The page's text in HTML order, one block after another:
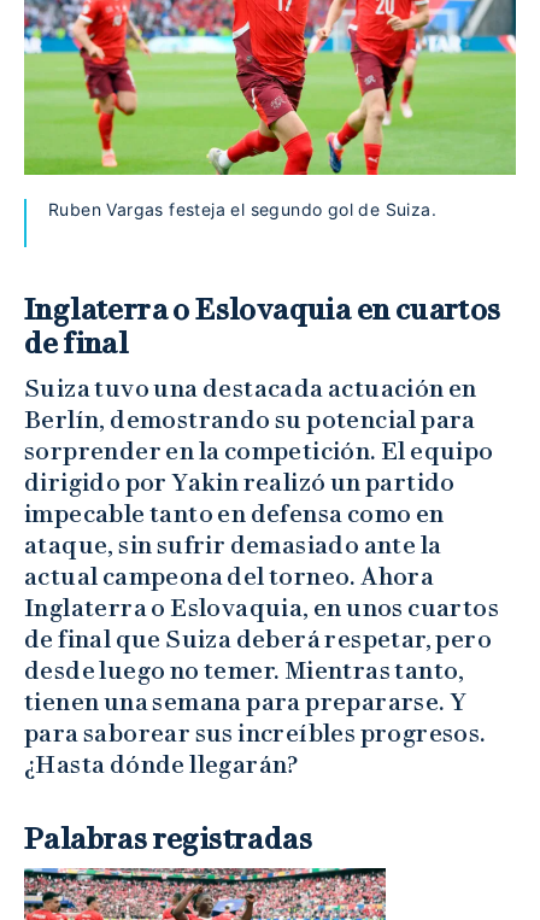
Ruben Vargas festeja el segundo gol de Suiza.
Inglaterra o Eslovaquia en cuartos
de final
Suiza tuvo una destacada actuación en
Berlín, demostrando su potencial para
sorprender en la competición. El equipo
dirigido por Yakin realizó un partido
impecable tanto en defensa como en
ataque, sin sufrir demasiado ante la
actual campeona del torneo. Ahora
Inglaterra o Eslovaquia, en unos cuartos
de final que Suiza deberá respetar, pero
desde luego no temer. Mientras tanto,
tienen una semana para prepararse. Y
para saborear sus increíbles progresos.
¿Hasta dónde llegarán?
Palabras registradas